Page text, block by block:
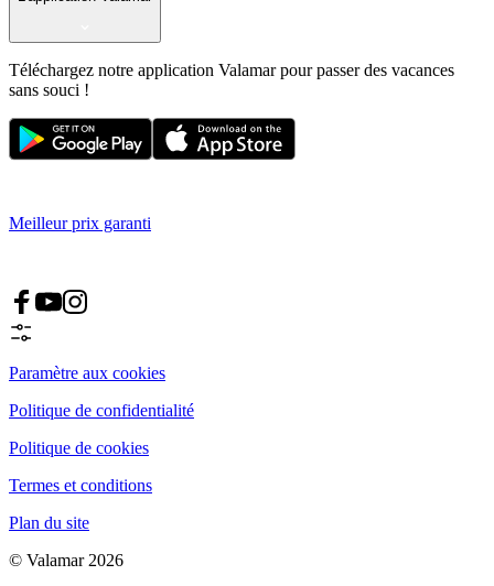
Téléchargez notre application Valamar pour passer des vacances
sans souci !
Meilleur prix garanti
Paramètre aux cookies
Politique de confidentialité
Politique de cookies
Termes et conditions
Plan du site
© Valamar 2026